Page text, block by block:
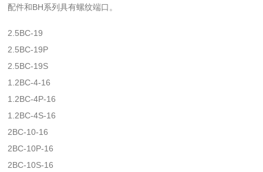
配件和BH系列具有螺纹端口。
2.5BC-19
2.5BC-19P
2.5BC-19S
1.2BC-4-16
1.2BC-4P-16
1.2BC-4S-16
2BC-10-16
2BC-10P-16
2BC-10S-16